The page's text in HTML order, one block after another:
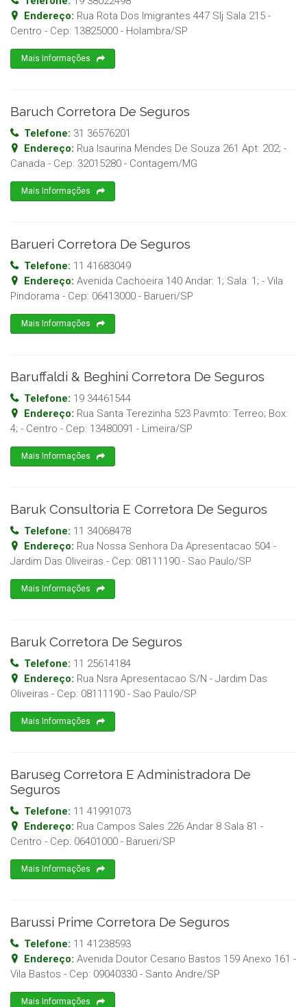
Endereço: Rua Rota Dos Imigrantes 447 Slj Sala 215 -
Centro - Cep: 13825000 - Holambra/SP
Mais Informações
Baruch Corretora De Seguros
Telefone: 31 36576201
Endereço: Rua Isaurina Mendes De Souza 261 Apt: 202; -
Canada - Cep: 32015280 - Contagem/MG
Mais Informações
Barueri Corretora De Seguros
Telefone: 11 41683049
Endereço: Avenida Cachoeira 140 Andar: 1; Sala: 1; - Vila
Pindorama - Cep: 06413000 - Barueri/SP
Mais Informações
Baruffaldi & Beghini Corretora De Seguros
Telefone: 19 34461544
Endereço: Rua Santa Terezinha 523 Pavmto: Terreo; Box:
4; - Centro - Cep: 13480091 - Limeira/SP
Mais Informações
Baruk Consultoria E Corretora De Seguros
Telefone: 11 34068478
Endereço: Rua Nossa Senhora Da Apresentacao 504 -
Jardim Das Oliveiras - Cep: 08111190 - Sao Paulo/SP
Mais Informações
Baruk Corretora De Seguros
Telefone: 11 25614184
Endereço: Rua Nsra Apresentacao S/N - Jardim Das
Oliveiras - Cep: 08111190 - Sao Paulo/SP
Mais Informações
Baruseg Corretora E Administradora De
Seguros
Telefone: 11 41991073
Endereço: Rua Campos Sales 226 Andar 8 Sala 81 -
Centro - Cep: 06401000 - Barueri/SP
Mais Informações
Barussi Prime Corretora De Seguros
Telefone: 11 41238593
Endereço: Avenida Doutor Cesario Bastos 159 Anexo 161 -
Vila Bastos - Cep: 09040330 - Santo Andre/SP
Mais Informações